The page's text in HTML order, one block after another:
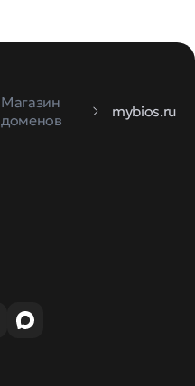
Магазин
доменов
mybios.ru